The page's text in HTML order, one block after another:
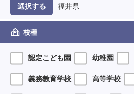
選択する 福井県
校種
認定こども園 幼稚園
義務教育学校 高等学校